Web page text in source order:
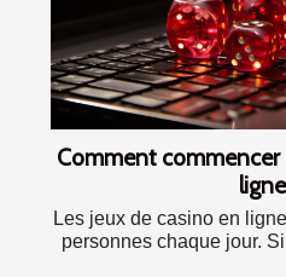
Comment commencer
Les jeux de casino en
personnes chaque jour.